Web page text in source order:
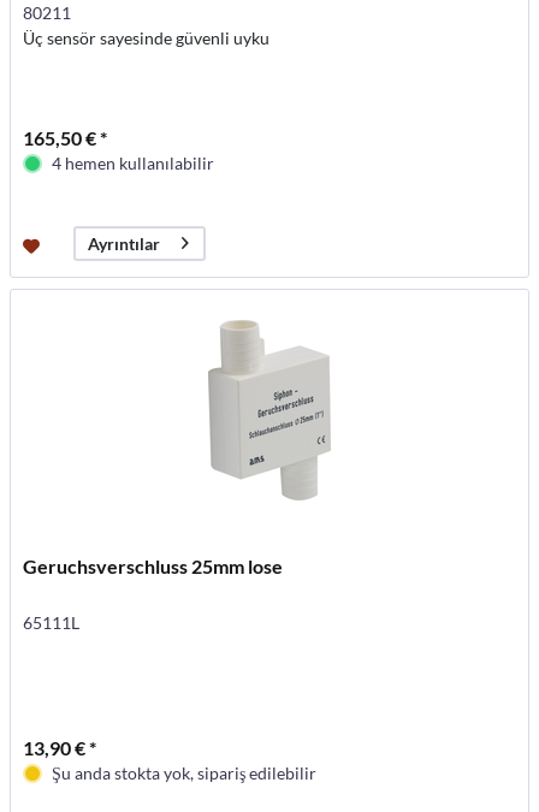
80211
Üç sensör sayesinde güvenli uyku
165,50 € *
4 hemen kullanılabilir
Ayrıntılar
Geruchsverschluss 25mm lose
65111L
13,90 € *
Şu anda stokta yok, sipariş edilebilir